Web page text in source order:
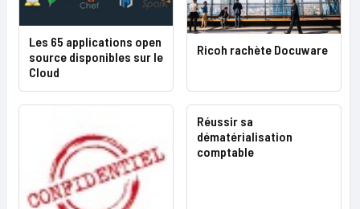
Les 65 applications open
source disponibles sur le
Cloud
Ricoh rachète Docuware
Réussir sa
dématérialisation
comptable